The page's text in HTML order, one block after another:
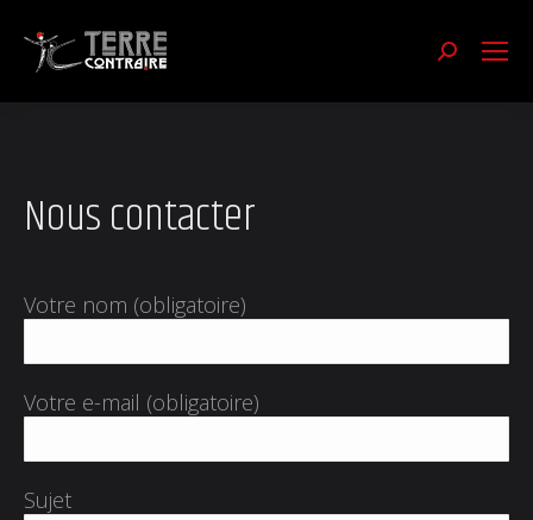
Nous contacter
Votre nom (obligatoire)
Votre e-mail (obligatoire)
Sujet